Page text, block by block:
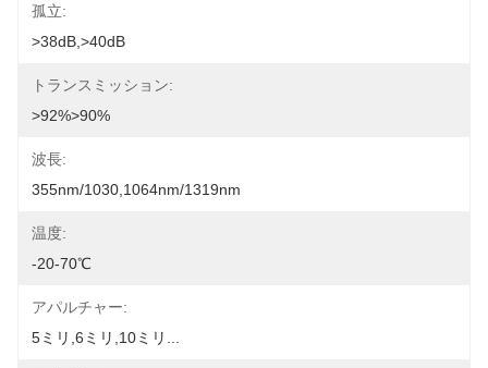
孤立:
>38dB,>40dB
トランスミッション:
>92%>90%
波長:
355nm/1030,1064nm/1319nm
温度:
-20-70℃
アパルチャー:
5ミリ,6ミリ,10ミリ...